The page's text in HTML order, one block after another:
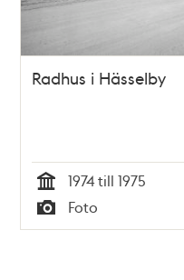
Radhus i Hässelby
Tid
1974 till 1975
Typ
Foto